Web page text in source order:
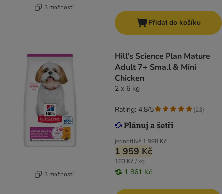
3 možností
Přidat do košíku
3 možností
Hill's Science Plan Mature
Adult 7+ Small & Mini
Chicken
2 x 6 kg
jednotlivě 1 998 Kč
1 959 Kč
163 Kč / kg
1 861 Kč
Rating: 4.8/5 (23)